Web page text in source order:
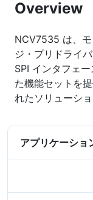
Overview
NCV7535 は、
ジ・プリドライ
SPI インタフェ
た機能セットを
れたソリューシ
アプリケーショ